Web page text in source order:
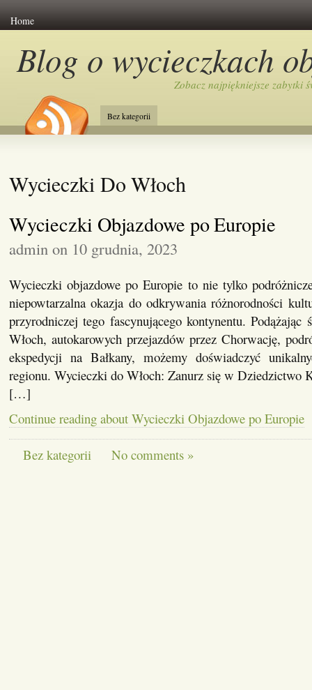
Home
Blog o wycieczkach
Zobacz najpiękniejsze zabytki
Bez kategorii
Wycieczki Do Włoch
Wycieczki Objazdowe po Europie
admin on 10 grudnia, 2023
Wycieczki objazdowe po Europie to nie tylko
niepowtarzalna okazja do odkrywania różnorodności
przyrodniczej tego fascynującego kontynentu. Podążając
Włoch, autokarowych przejazdów przez Chorwację,
ekspedycji na Bałkany, możemy doświadczyć
regionu. Wycieczki do Włoch: Zanurz się w Dziedzictwo
[…]
Continue reading about Wycieczki Objazdowe po Europie
Bez kategorii No comments »